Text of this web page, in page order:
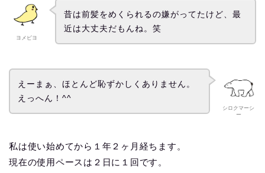
ヨメピヨ
昔は前髪をめくられるの嫌がってたけど、最
近は大丈夫だもんね。笑
シロクマーシ
ー
えーまぁ、ほとんど恥ずかしくありません。
えっへん！^^
私は使い始めてから１年２ヶ月経ちます。
現在の使用ペースは２日に１回です。